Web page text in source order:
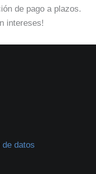
de pago a plazos.
intereses!
datos